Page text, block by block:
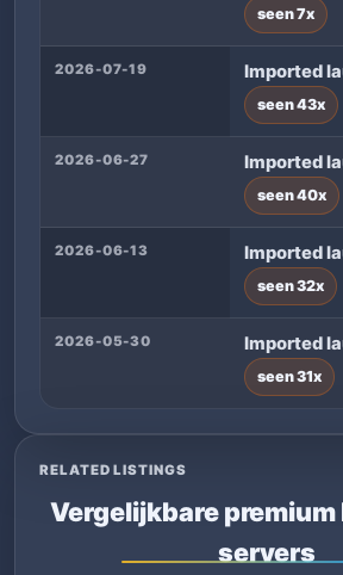
seen 7x
2026-07-19 Imported
seen 43x
2026-06-27 Imported
seen 40x
2026-06-13 Imported
seen 32x
2026-05-30 Imported
seen 31x
RELATED LISTINGS
Vergelijkbare premium
servers